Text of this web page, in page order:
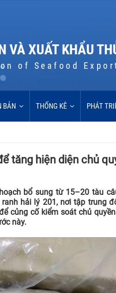
VÀ XUẤT KHẨU
of Seafood
BẢN THỐNG KÊ PHÁT
tăng hiện diện chủ
bổ sung từ 15–20 tàu
hải lý 201, nơi tập trung
củng cố kiểm soát chủ
này.